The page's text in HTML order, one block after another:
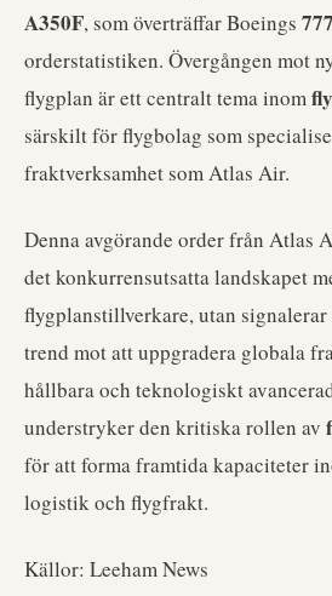
A350F, som överträffar Boeings
orderstatistiken. Övergången mot
flygplan är ett centralt tema inom
särskilt för flygbolag som
fraktverksamhet som Atlas Air.
Denna avgörande order från Atlas
det konkurrensutsatta landskapet
flygplanstillverkare, utan signalerar
trend mot att uppgradera globala
hållbara och teknologiskt
understryker den kritiska rollen av
för att forma framtida kapaciteter
logistik och flygfrakt.
Källor: Leeham News